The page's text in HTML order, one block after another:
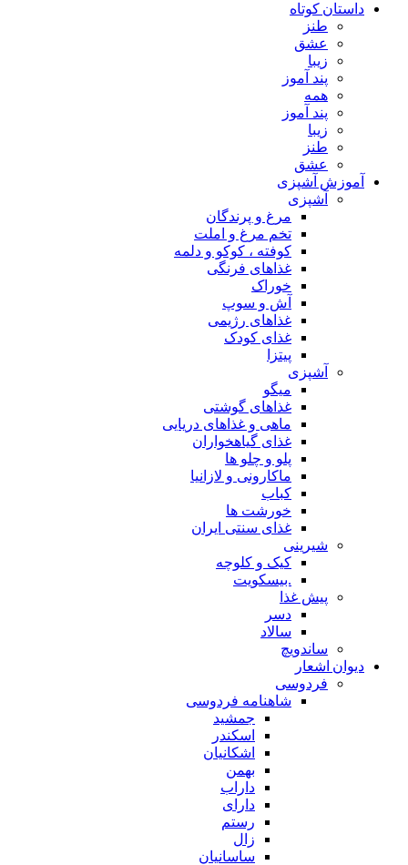
داستان کوتاه
طنز
عشق
زیبا
پند آموز
همه
پند آموز
زیبا
طنز
عشق
آموزش آشپزی
آشپزی
مرغ و پرندگان
تخم مرغ و املت
کوفته ، کوکو و دلمه
غذاهای فرنگی
خوراک
آش و سوپ
غذاهای رژیمی
غذای کودک
پیتزا
آشپزی
میگو
غذاهای گوشتی
ماهی و غذاهای دریایی
غذای گیاهخواران
پلو و چلو ها
ماکارونی و لازانیا
کباب
خورشت ها
غذای سنتی ایران
شیرینی
کیک و کلوچه
.بیسکویت
پیش غذا
دسر
سالاد
ساندویچ
دیوان اشعار
فردوسی
شاهنامه فردوسی
جمشید
اسکندر
اشکانیان
بهمن
داراب
دارای
رستم
زال
ساسانیان